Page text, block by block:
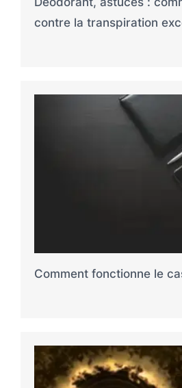
contre la transpiration
Comment fonctionne le